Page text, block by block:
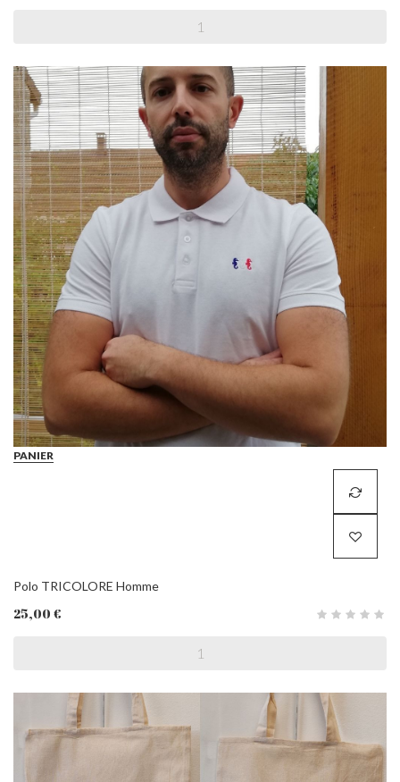
PANIER
Polo TRICOLORE Homme
25,00 €